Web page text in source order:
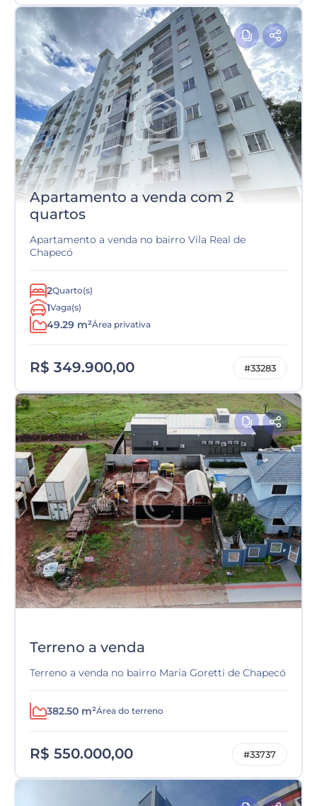
Apartamento a venda com 2
quartos
Apartamento a venda no bairro Vila Real de
Chapecó
2Quarto(s)
1Vaga(s)
49.29 m²Área privativa
R$ 349.900,00 #33283
Terreno a venda
Terreno a venda no bairro Maria Goretti de Chapecó
382.50 m²Área do terreno
R$ 550.000,00 #33737